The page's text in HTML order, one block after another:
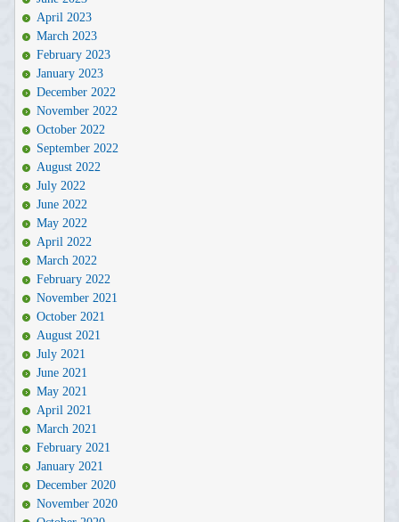
April 2023
March 2023
February 2023
January 2023
December 2022
November 2022
October 2022
September 2022
August 2022
July 2022
June 2022
May 2022
April 2022
March 2022
February 2022
November 2021
October 2021
August 2021
July 2021
June 2021
May 2021
April 2021
March 2021
February 2021
January 2021
December 2020
November 2020